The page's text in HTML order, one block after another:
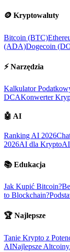
🪙 Kryptowaluty
Bitcoin (BTC)
(ADA)Dogecoin
⚡ Narzędzia
Kalkulator
DCAKonwerter
🤖 AI
Ranking AI 2026
2026AI dla Krypto
📚 Edukacja
Jak Kupić Bitcoin?
to Blockchain?
🏆 Najlepsze
Tanie Krypto z
AINajlepsze Altcoiny